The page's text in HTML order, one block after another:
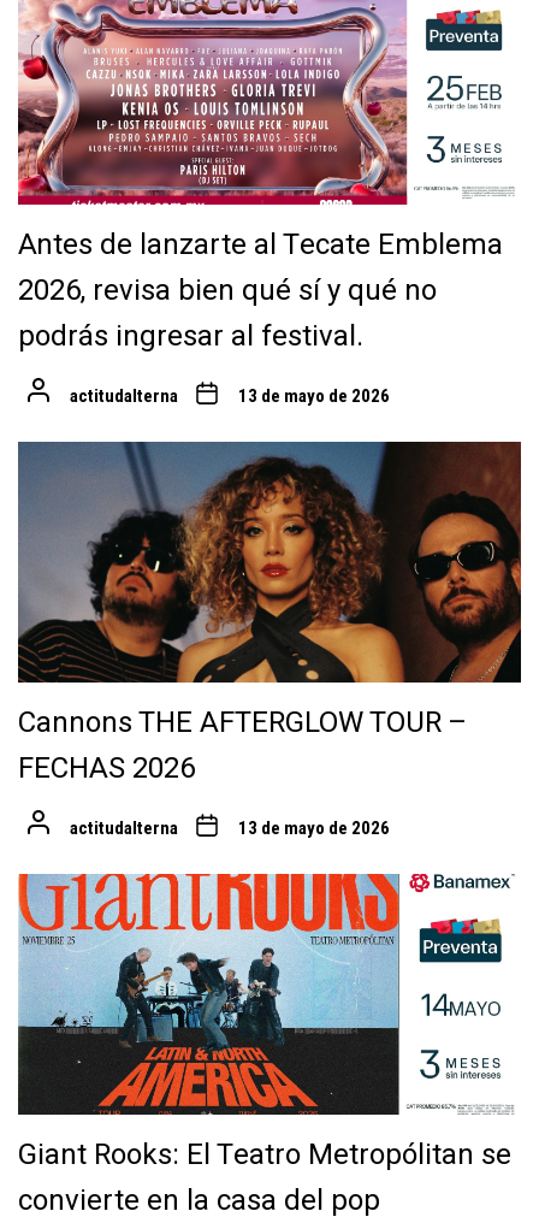
Antes de lanzarte al Tecate Emblema
2026, revisa bien qué sí y qué no
podrás ingresar al festival.
actitudalterna 13 de mayo de 2026
Cannons THE AFTERGLOW TOUR –
FECHAS 2026
actitudalterna 13 de mayo de 2026
Giant Rooks: El Teatro Metropólitan se
convierte en la casa del pop